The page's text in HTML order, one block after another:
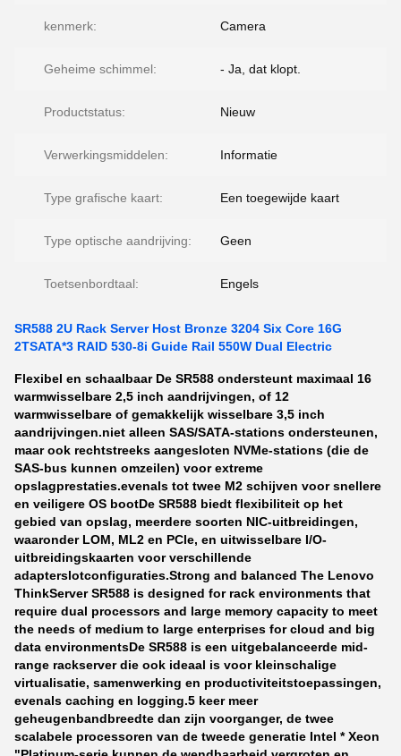
kenmerk: Camera
Geheime schimmel: - Ja, dat klopt.
Productstatus: Nieuw
Verwerkingsmiddelen: Informatie
Type grafische kaart: Een toegewijde kaart
Type optische aandrijving: Geen
Toetsenbordtaal: Engels
SR588 2U Rack Server Host Bronze 3204 Six Core 16G
2TSATA*3 RAID 530-8i Guide Rail 550W Dual Electric
Flexibel en schaalbaar De SR588 ondersteunt maximaal 16
warmwisselbare 2,5 inch aandrijvingen, of 12
warmwisselbare of gemakkelijk wisselbare 3,5 inch
aandrijvingen.niet alleen SAS/SATA-stations ondersteunen,
maar ook rechtstreeks aangesloten NVMe-stations (die de
SAS-bus kunnen omzeilen) voor extreme
opslagprestaties.evenals tot twee M2 schijven voor snellere
en veiligere OS bootDe SR588 biedt flexibiliteit op het
gebied van opslag, meerdere soorten NIC-uitbreidingen,
waaronder LOM, ML2 en PCle, en uitwisselbare I/O-
uitbreidingskaarten voor verschillende
adapterslotconfiguraties.Strong and balanced The Lenovo
ThinkServer SR588 is designed for rack environments that
require dual processors and large memory capacity to meet
the needs of medium to large enterprises for cloud and big
data environmentsDe SR588 is een uitgebalanceerde mid-
range rackserver die ook ideaal is voor kleinschalige
virtualisatie, samenwerking en productiviteitstoepassingen,
evenals caching en logging.5 keer meer
geheugenbandbreedte dan zijn voorganger, de twee
scalabele processoren van de tweede generatie Intel * Xeon